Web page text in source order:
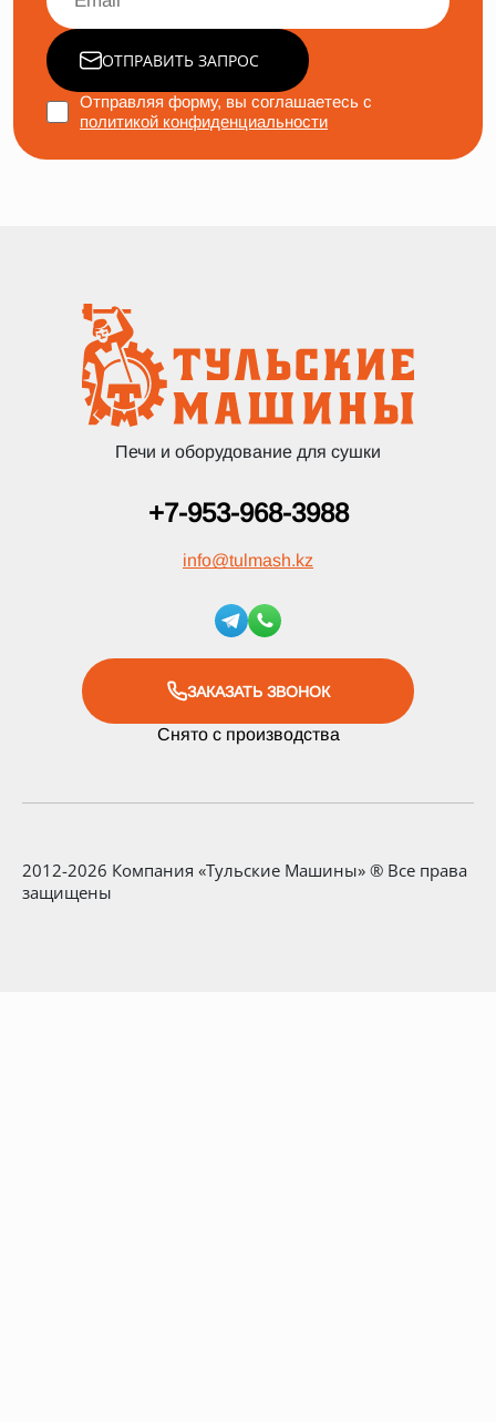
ОТПРАВИТЬ ЗАПРОС
Отправляя форму, вы соглашаетесь с
политикой конфиденциальности
Печи и оборудование для сушки
+7-953-968-3988
info@tulmash.kz
ЗАКАЗАТЬ ЗВОНОК
Снято с производства
2012-2026 Компания «Тульские Машины» ® Все права
защищены